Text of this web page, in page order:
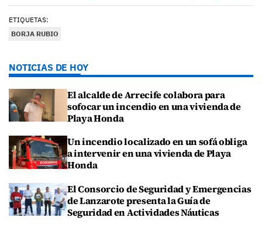
ETIQUETAS:
BORJA RUBIO
NOTICIAS DE HOY
El alcalde de Arrecife colabora para
sofocar un incendio en una vivienda de
Playa Honda
Un incendio localizado en un sofá obliga
a intervenir en una vivienda de Playa
Honda
El Consorcio de Seguridad y Emergencias
de Lanzarote presenta la Guía de
Seguridad en Actividades Náuticas